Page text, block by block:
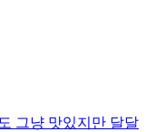
그냥 맛있지만 달달